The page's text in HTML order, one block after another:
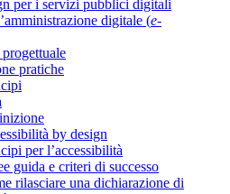
per i servizi pubblici digitali
digitale (e-
pratiche
by design
per l’accessibilità
guida e criteri di successo
rilasciare una dichiarazione di